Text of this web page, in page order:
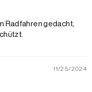
Radfahren gedacht,
11/25/2024